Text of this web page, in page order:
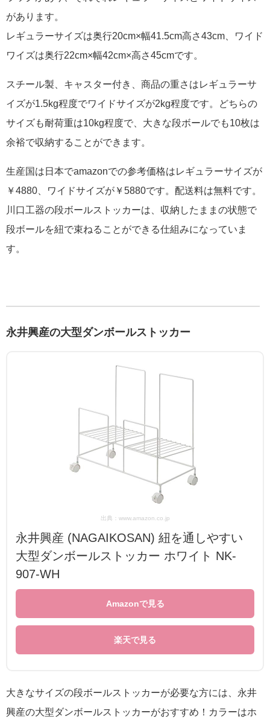
があります。
レギュラーサイズは奥行20cm×幅41.5cm高さ43cm、ワイド
ワイズは奥行22cm×幅42cm×高さ45cmです。
スチール製、キャスター付き、商品の重さはレギュラーサ
イズが1.5kg程度でワイドサイズが2kg程度です。どちらの
サイズも耐荷重は10kg程度で、大きな段ボールでも10枚は
余裕で収納することができます。
生産国は日本でamazonでの参考価格はレギュラーサイズが
￥4880、ワイドサイズが￥5880です。配送料は無料です。
川口工器の段ボールストッカーは、収納したままの状態で
段ボールを紐で束ねることができる仕組みになっていま
す。
永井興産の大型ダンボールストッカー
出典：www.amazon.co.jp
永井興産 (NAGAIKOSAN) 紐を通しやすい
大型ダンボールストッカー ホワイト NK-
907-WH
Amazonで見る
楽天で見る
大きなサイズの段ボールストッカーが必要な方には、永井
興産の大型ダンボールストッカーがおすすめ！カラーはホ